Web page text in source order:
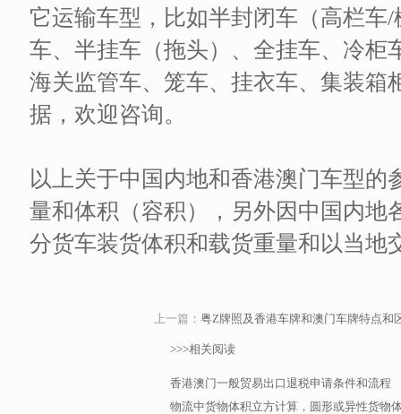
它运输车型，比如半封闭车（高栏车
车、半挂车（拖头）、全挂车、冷柜
海关监管车、笼车、挂衣车、集装箱
据，欢迎咨询。
以上关于中国内地和香港澳门车型
量和体积（容积），另外因中国内地
分货车装货体积和载货重量和以当地
上一篇：粤Z牌照及香港车牌和澳门车牌特点和
>>>相关阅读
香港澳门一般贸易出口退税申请条件和流程
物流中货物体积立方计算，圆形或异性货物